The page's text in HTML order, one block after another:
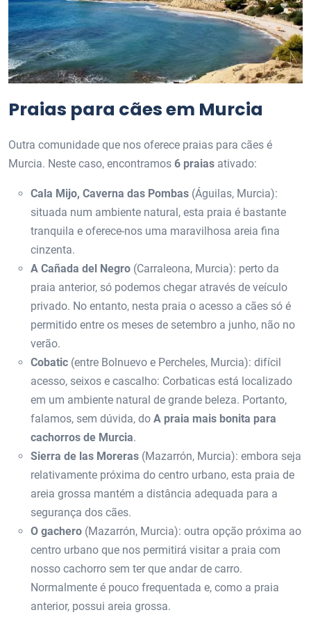
Praias para cães em Murcia
Outra comunidade que nos oferece praias para cães é
Murcia. Neste caso, encontramos 6 praias ativado:
Cala Mijo, Caverna das Pombas (Águilas, Murcia):
situada num ambiente natural, esta praia é bastante
tranquila e oferece-nos uma maravilhosa areia fina
cinzenta.
A Cañada del Negro (Carraleona, Murcia): perto da
praia anterior, só podemos chegar através de veículo
privado. No entanto, nesta praia o acesso a cães só é
permitido entre os meses de setembro a junho, não no
verão.
Cobatic (entre Bolnuevo e Percheles, Murcia): difícil
acesso, seixos e cascalho: Corbaticas está localizado
em um ambiente natural de grande beleza. Portanto,
falamos, sem dúvida, do A praia mais bonita para
cachorros de Murcia.
Sierra de las Moreras (Mazarrón, Murcia): embora seja
relativamente próxima do centro urbano, esta praia de
areia grossa mantém a distância adequada para a
segurança dos cães.
O gachero (Mazarrón, Murcia): outra opção próxima ao
centro urbano que nos permitirá visitar a praia com
nosso cachorro sem ter que andar de carro.
Normalmente é pouco frequentada e, como a praia
anterior, possui areia grossa.